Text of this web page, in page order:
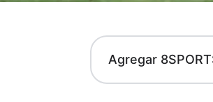
Agregar